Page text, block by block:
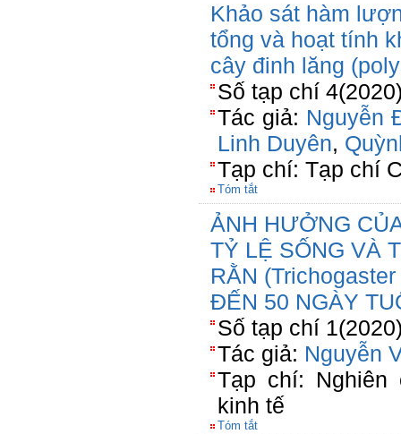
Khảo sát hàm
tổng và hoạt tính
cây đinh lăng
Số tạp chí
Tác giả: Nguyễn
Linh Duyên,
Tạp chí: Tạp chí
Tóm tắt
ẢNH HƯỞNG
TỶ LỆ SỐNG VÀ
RẰN
ĐẾN 50 NGÀY
Số tạp chí
Tác giả: Nguyễn
Tạp chí:
kinh tế
Tóm tắt